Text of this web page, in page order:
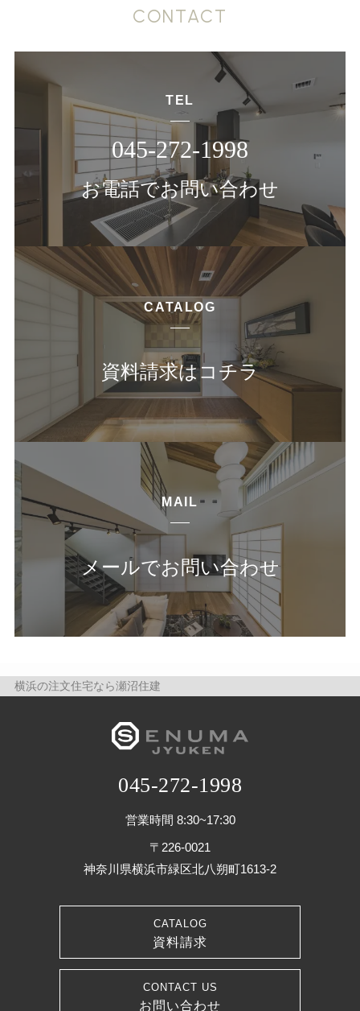
CONTACT
TEL
045-272-1998
お電話でお問い合わせ
CATALOG
資料請求はコチラ
MAIL
メールでお問い合わせ
横浜の注文住宅なら瀬沼住建
045-272-1998
営業時間 8:30~17:30
〒226-0021
神奈川県横浜市緑区北八朔町1613-2
CATALOG
資料請求
CONTACT US
お問い合わせ